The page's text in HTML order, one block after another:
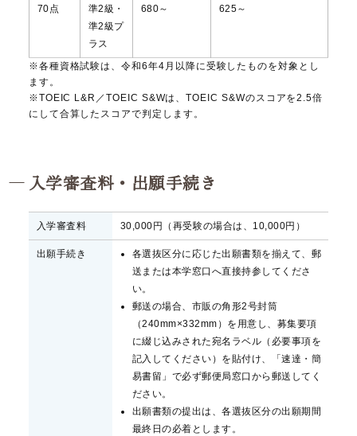
70点
準2級・
準2級プ
ラス
680～ 625～
※各種資格試験は、令和6年4月以降に受験したものを対象とし
ます。
※TOEIC L&R／TOEIC S&Wは、TOEIC S&Wのスコアを2.5倍
にして合算したスコアで判定します。
入学審査料・出願手続き
入学審査料 30,000円（再受験の場合は、10,000円）
出願手続き
各選抜区分に応じた出願書類を揃えて、郵
送または本学窓口へ直接持参してくださ
い。
郵送の場合、市販の角形2号封筒
（240mm×332mm）を用意し、募集要項
に綴じ込みされた宛名ラベル（必要事項を
記入してください）を貼付け、「速達・簡
易書留」で必ず郵便局窓口から郵送してく
ださい。
出願書類の提出は、各選抜区分の出願期間
最終日の必着とします。